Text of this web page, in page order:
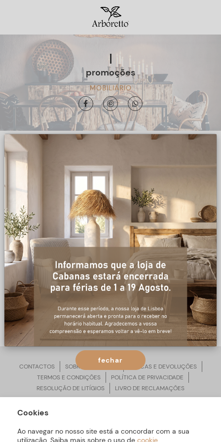
promoções
MOBILIÁRIO
0 produtos
NÃO FORAM ENCONTRADOS
PRODUTOS PARA A PESQUISA.
CONTACTOS SOBRE ARBORETTO
TROCAS E DEVOLUÇÕES
TERMOS E CONDIÇÕES
POLÍTICA DE PRIVACIDADE
RESOLUÇÃO DE LITÍGIOS
LIVRO DE RECLAMAÇÕES
Cookies
Ao navegar no nosso site está a concordar com a sua
utilização. Saiba mais sobre o uso de cookie
fechar